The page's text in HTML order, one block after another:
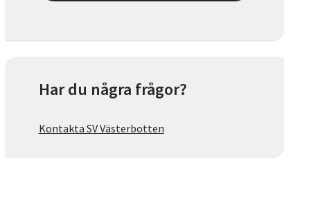
Har du några frågor?
Kontakta SV Västerbotten